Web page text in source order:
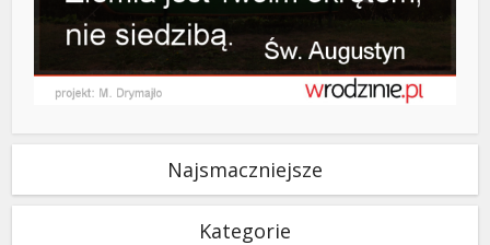
Najsmaczniejsze
Kategorie